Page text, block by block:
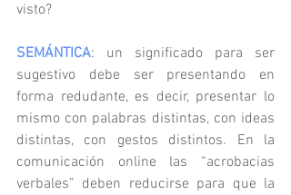
visto?
SEMÁNTICA: un significado para ser
sugestivo debe ser presentando en
forma redudante, es decir, presentar lo
mismo con palabras distintas, con ideas
distintas, con gestos distintos. En la
comunicación online las “acrobacias
verbales” deben reducirse para que la